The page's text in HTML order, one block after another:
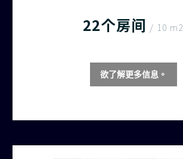
22个房间 / 10 m2
欲了解更多信息。